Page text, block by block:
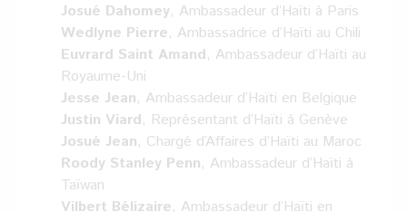
Josué Dahomey, Ambassadeur d’Haïti à Paris
Wedlyne Pierre, Ambassadrice d’Haïti au Chili
Euvrard Saint Amand, Ambassadeur d’Haïti au
Royaume-Uni
Jesse Jean, Ambassadeur d’Haïti en Belgique
Justin Viard, Représentant d’Haïti à Genève
Josué Jean, Chargé d’Affaires d’Haïti au Maroc
Roody Stanley Penn, Ambassadeur d’Haïti à
Taïwan
Vilbert Bélizaire, Ambassadeur d’Haïti en